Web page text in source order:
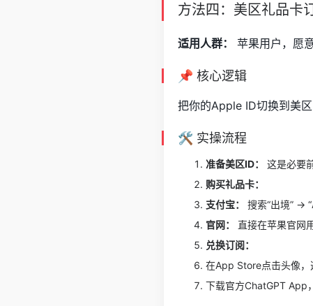
方法四：美区礼品卡
适用人群： 苹果用户，愿
📌 核心逻辑
把你的Apple ID切换到美
🛠️ 实操流程
准备美区ID：
这是必要
购买礼品卡：
支付宝：
搜索“出境” ->
官网：
直接在苹果官网
兑换订阅：
在App Store点击头像，
下载官方ChatGPT App